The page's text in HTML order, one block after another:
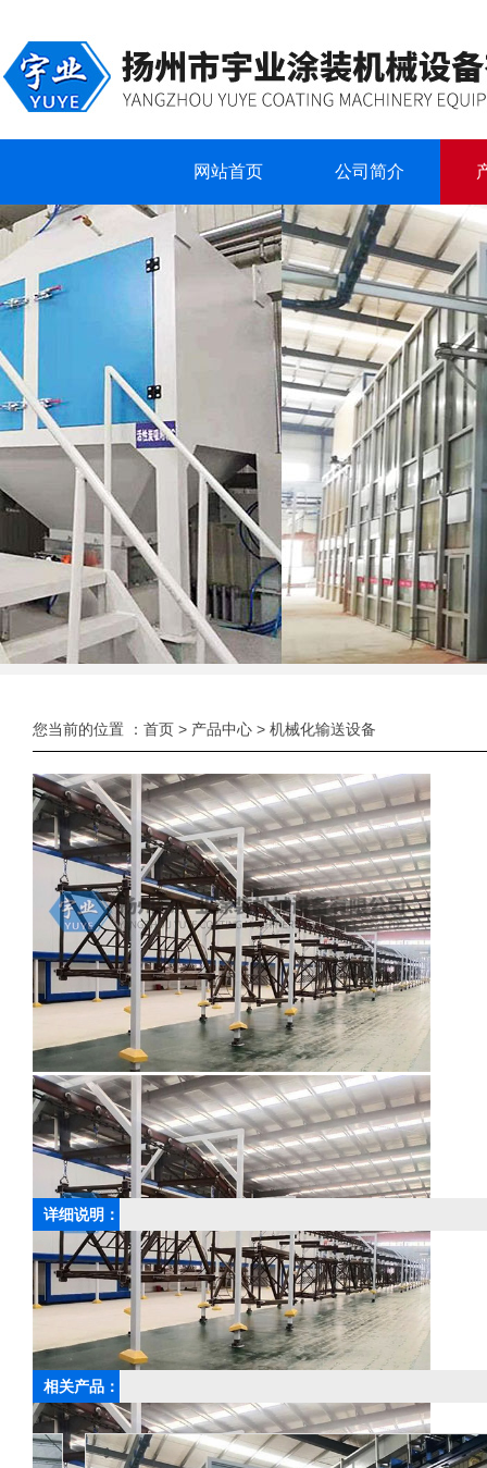
网站首页 公司简介
您当前的位置 ： 首页 > 产品中心 > 机械化输送设备
详细说明：
自行葫芦输送电泳线
相关产品：